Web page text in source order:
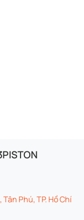
Phú, TP. Hồ Chí